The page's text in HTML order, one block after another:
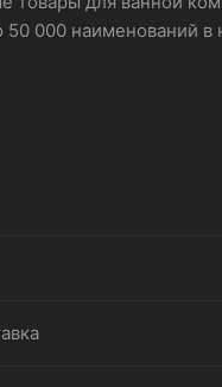
50 000 наименований в